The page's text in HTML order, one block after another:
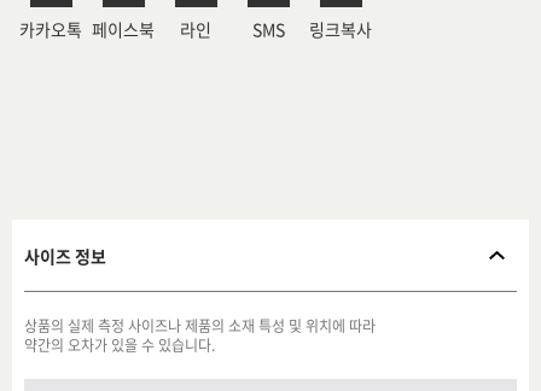
카카오톡 페이스북 라인 SMS 링크복사
사이즈 정보
상품의 실제 측정 사이즈나 제품의 소재 특성 및 위치에 따라
약간의 오차가 있을 수 있습니다.